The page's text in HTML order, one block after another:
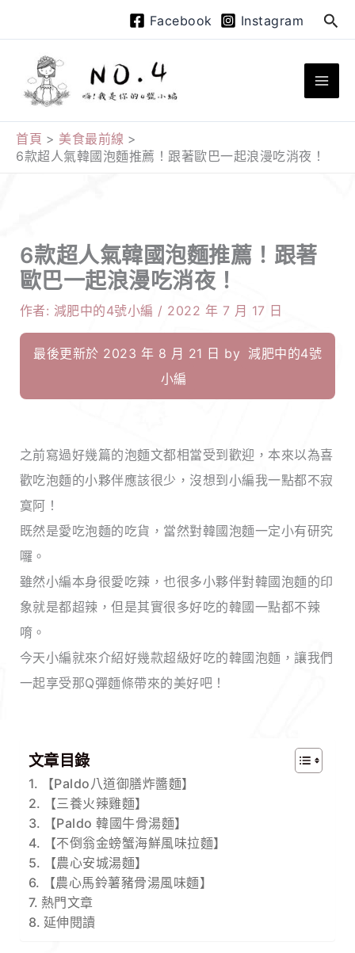
至
Facebook Instagram
搜
尋
首頁
美食最前線
6款超人氣韓國泡麵推薦！跟著歐巴一起浪漫吃消夜！
6款超人氣韓國泡麵推薦！跟著
歐巴一起浪漫吃消夜！
作者: 減肥中的4號小編 / 2022 年 7 月 17 日
最後更新於 2023 年 8 月 21 日 by 減肥中的4號
小編
之前寫過好幾篇的泡麵文都相當受到歡迎，本來以為喜
歡吃泡麵的小夥伴應該很少，沒想到小編我一點都不寂
寞阿！
既然是愛吃泡麵的吃貨，當然對韓國泡麵一定小有研究
囉。
雖然小編本身很愛吃辣，也很多小夥伴對韓國泡麵的印
象就是都超辣，但是其實很多好吃的韓國一點都不辣
唷。
今天小編就來介紹好幾款超級好吃的韓國泡麵，讓我們
一起享受那Q彈麵條帶來的美好吧！
文章目錄
【Paldo八道御膳炸醬麵】
【三養火辣雞麵】
【Paldo 韓國牛骨湯麵】
【不倒翁金螃蟹海鮮風味拉麵】
【農心安城湯麵】
【農心馬鈴薯豬骨湯風味麵】
熱門文章
延伸閱讀